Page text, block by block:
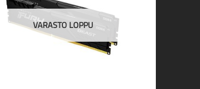
VARASTO LOPPU